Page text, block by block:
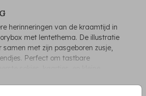
herinneringen van de kraamtijd in
met lentethema. De illustratie
met zijn pasgeboren zusje,
Perfect om tastbare
Een prachtige herinnering aan een